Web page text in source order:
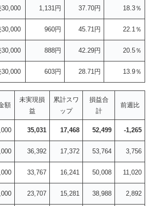
30,000 1,131円 37.70円 18.3％
30,000 960円 45.71円 22.1％
30,000 888円 42.29円 20.5％
30,000 603円 28.71円 13.9％
額
未実現損
益
累計スワ
ップ
損益合
計
前週比
35,031 17,468 52,499 -1,265
36,392 17,372 53,764 3,756
33,767 16,241 50,008 11,020
23,707 15,281 38,988 2,892